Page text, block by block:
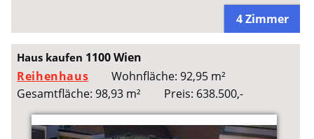
4 Zimmer
Haus kaufen 1100 Wien
Reihenhaus
Wohnfläche: 92,95 m²
Gesamtfläche: 98,93 m²
Preis: 638.500,-